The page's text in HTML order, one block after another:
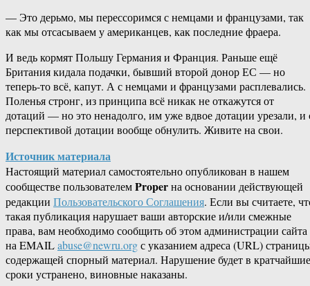
— Это дерьмо, мы перессоримся с немцами и французами, так
как мы отсасываем у американцев, как последние фраера.
И ведь кормят Польшу Германия и Франция. Раньше ещё
Британия кидала подачки, бывший второй донор ЕС — но
теперь-то всё, капут. А с немцами и французами расплевались.
Поленья стронг, из принципа всё никак не откажутся от
дотаций — но это ненадолго, им уже вдвое дотации урезали, и
перспективой дотации вообще обнулить. Живите на свои.
Источник материала
Настоящий материал самостоятельно опубликован в нашем
сообществе пользователемProperна основании действующей
редакции Пользовательского Соглашения. Если вы считаете,
такая публикация нарушает ваши авторские и/или смежные
права, вам необходимо сообщить об этом администрации сайта
на EMAILabuse@newru.orgс указанием адреса (URL)
содержащей спорный материал. Нарушение будет в кратчайшие
сроки устранено, виновные наказаны.